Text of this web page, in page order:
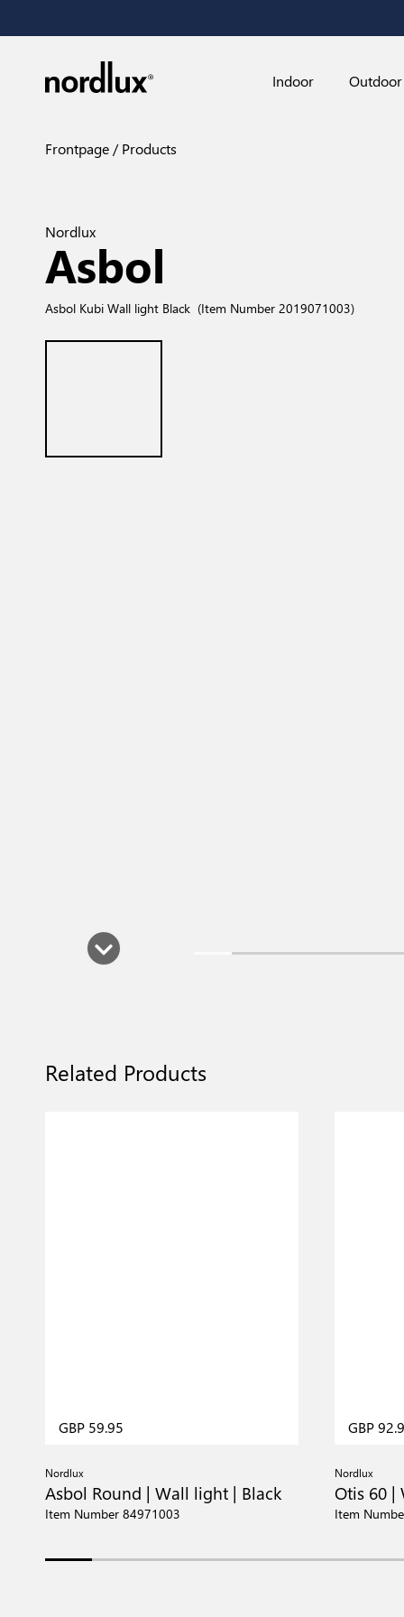
Indoor Outdoor
Frontpage Products
Nordlux
Asbol
Asbol Kubi Wall light Black (Item Number 2019071003)
Related Products
GBP 59.95
Nordlux
Asbol Round | Wall light | Black
Item Number 84971003
GBP
Nordlux
Otis 60 |
Item